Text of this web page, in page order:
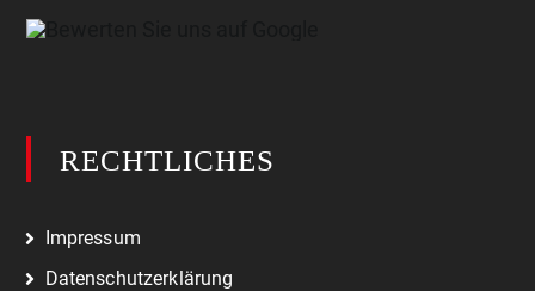
RECHTLICHES
Impressum
Datenschutzerklärung